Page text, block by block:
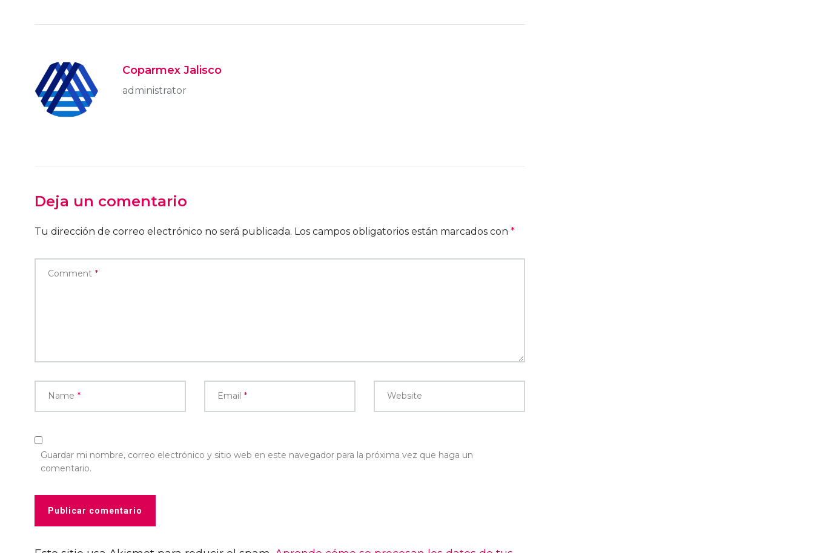
Coparmex Jalisco
administrator
Deja un comentario
Tu dirección de correo electrónico no será publicada. Los campos obligatorios están marcados con *
Comment *
Name * Email * Website
Guardar mi nombre, correo electrónico y sitio web en este navegador para la próxima vez que haga un
comentario.